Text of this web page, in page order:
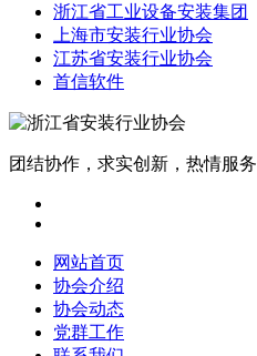
浙江省工业设备安装集团
上海市安装行业协会
江苏省安装行业协会
首信软件
团结协作，求实创新，热情服务
网站首页
协会介绍
协会动态
党群工作